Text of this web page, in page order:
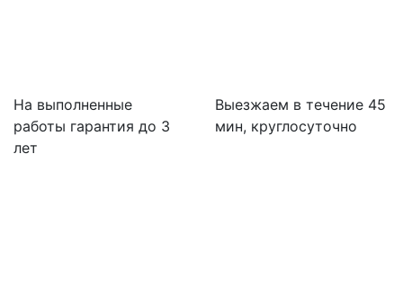
На выполненные
работы гарантия до 3
лет
Выезжаем в течение 45
мин, круглосуточно